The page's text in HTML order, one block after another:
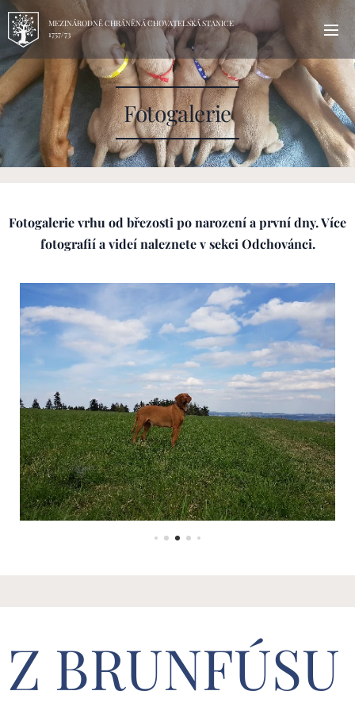
MEZINÁRODNĚ CHRÁNĚNÁ CHOVATELSKÁ STANICE
1757/73
Fotogalerie
Fotogalerie vrhu od březosti po narození a první dny. Více
fotografií a videí naleznete v sekci Odchovánci.
Z BRUNFÚSU